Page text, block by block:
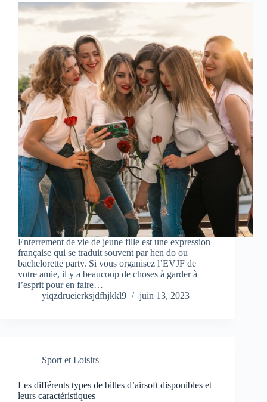
Enterrement de vie de jeune fille est une expression
française qui se traduit souvent par hen do ou
bachelorette party. Si vous organisez l’EVJF de
votre amie, il y a beaucoup de choses à garder à
l’esprit pour en faire…
yiqzdrueierksjdfhjkkl9
juin 13, 2023
Sport et Loisirs
Les différents types de billes d’airsoft disponibles et
leurs caractéristiques